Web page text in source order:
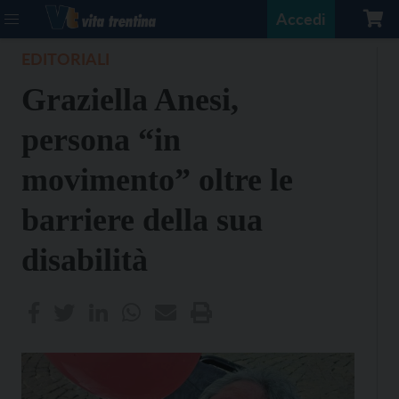
Accedi
Graziella Anesi,
persona “in
movimento” oltre le
barriere della sua
disabilità